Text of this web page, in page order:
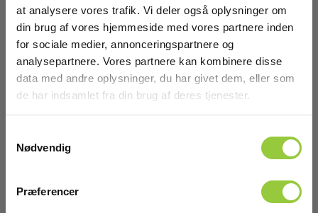
at analysere vores trafik. Vi deler også oplysninger om
din brug af vores hjemmeside med vores partnere inden
for sociale medier, annonceringspartnere og
analysepartnere. Vores partnere kan kombinere disse
data med andre oplysninger, du har givet dem, eller som
de har indsamlet fra din brug af deres tjenester.
Nødvendig
Præferencer
Batteri - 1,2V, HR06, AA, genopladeligt